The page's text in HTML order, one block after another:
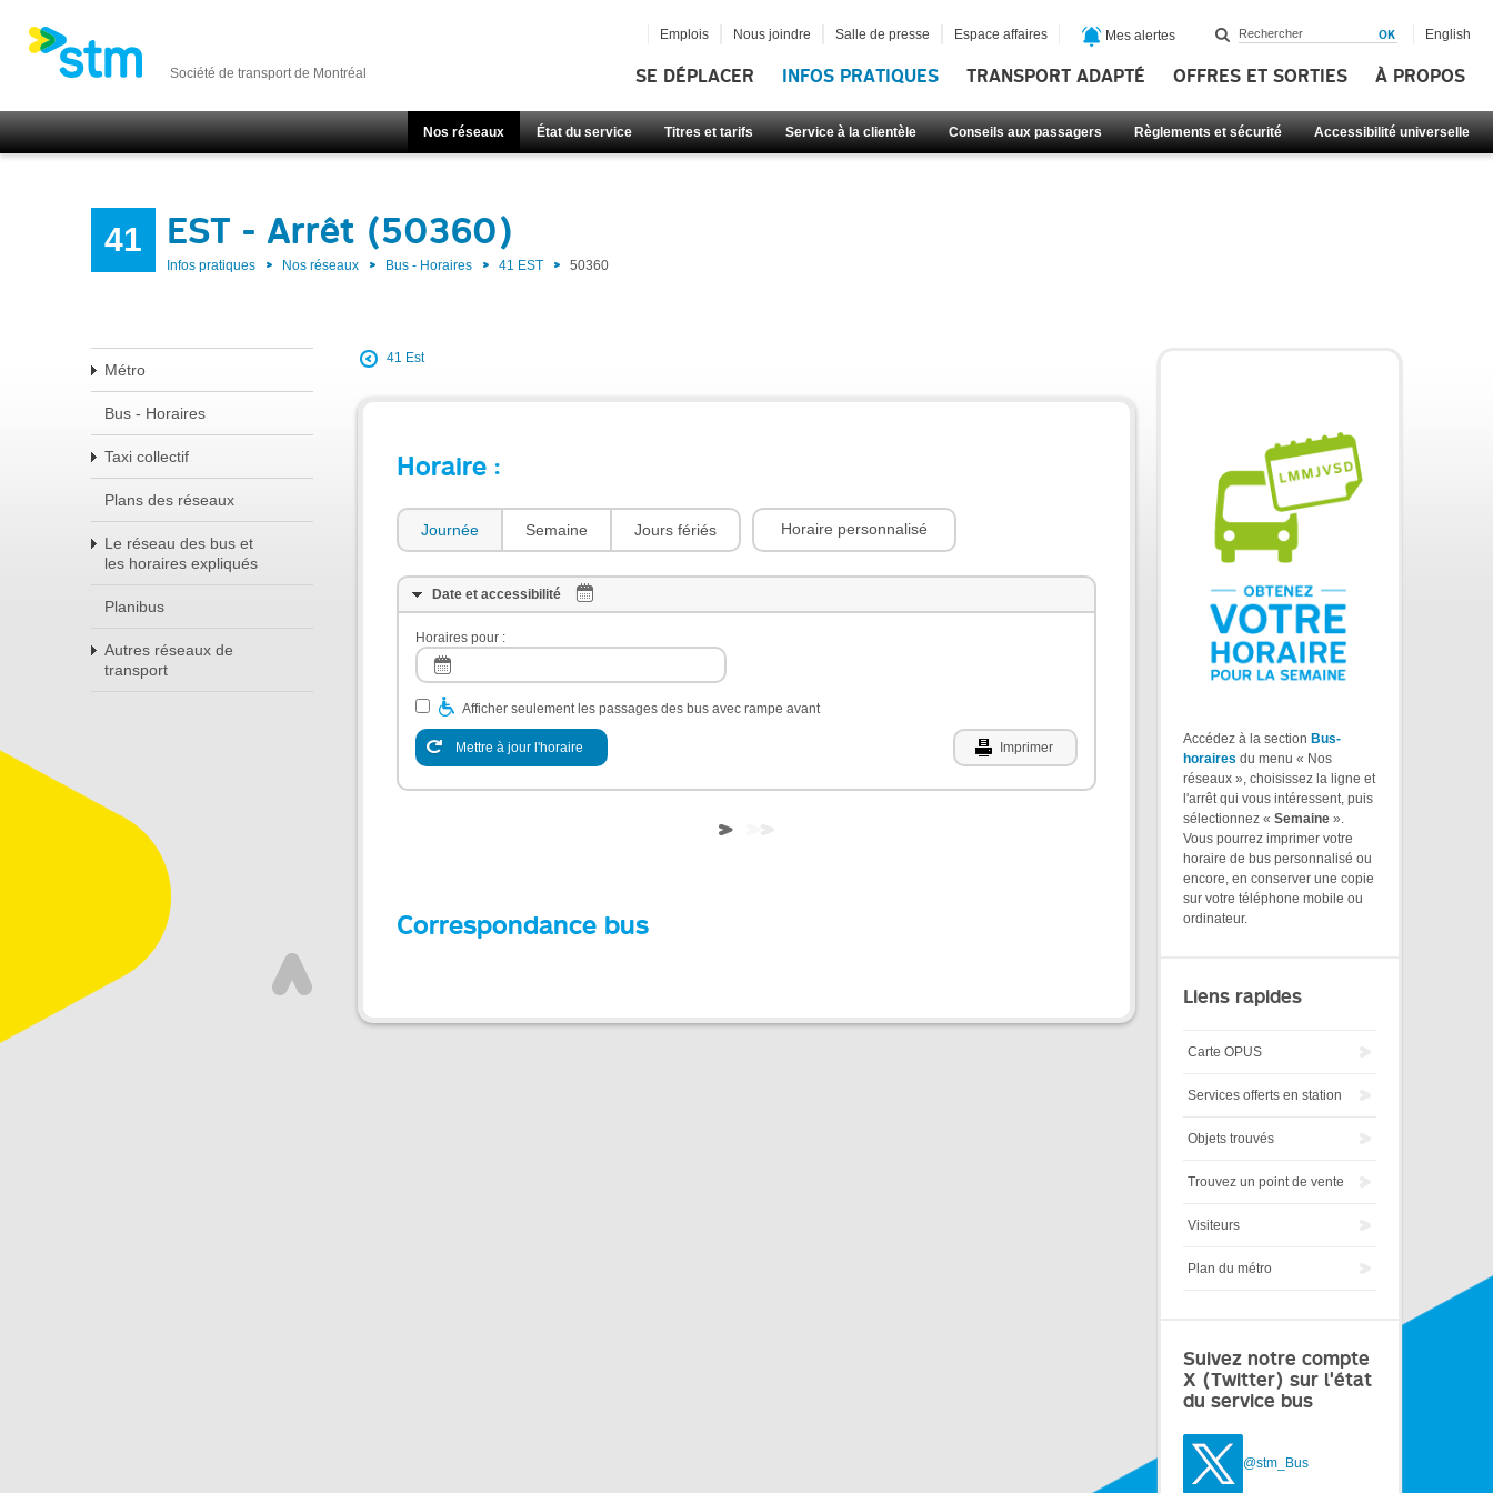
Société de transport de Montréal SE DÉPLACER INFOS PRATIQUES TRANSPORT ADAPTÉ OFFRES ET SORTIES À PROPOS
Nos réseaux État du service Titres et tarifs Service à la clientèle Conseils aux passagers Règlements et sécurité Accessibilité universelle
Emplois Nous joindre Salle de presse Espace affaires Mes alertes English
41 EST - Arrêt (50360)
Infos pratiques Nos réseaux Bus - Horaires 41 EST 50360
Métro
Bus - Horaires
Taxi collectif
Plans des réseaux
Le réseau des bus et
les horaires expliqués
Planibus
Autres réseaux de
transport
41 Est
Horaire :
Journée Semaine Jours fériés Horaire personnalisé
Date et accessibilité
Horaires pour :
Afficher seulement les passages des bus avec rampe avant
Mettre à jour l'horaire Imprimer
Correspondance bus
Accédez à la section Bus-
horaires du menu « Nos
réseaux », choisissez la ligne et
l'arrêt qui vous intéressent, puis
sélectionnez « Semaine ».
Vous pourrez imprimer votre
horaire de bus personnalisé ou
encore, en conserver une copie
sur votre téléphone mobile ou
ordinateur.
Liens rapides
Carte OPUS
Services offerts en station
Objets trouvés
Trouvez un point de vente
Visiteurs
Plan du métro
Suivez notre compte
X (Twitter) sur l'état
du service bus
@stm_Bus